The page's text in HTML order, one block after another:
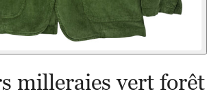
milleraies vert forêt